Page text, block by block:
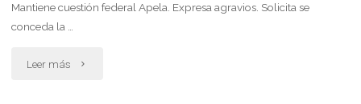
Mantiene cuestión federal Apela. Expresa agravios. Solicita se
conceda la …
Leer más "Apelación